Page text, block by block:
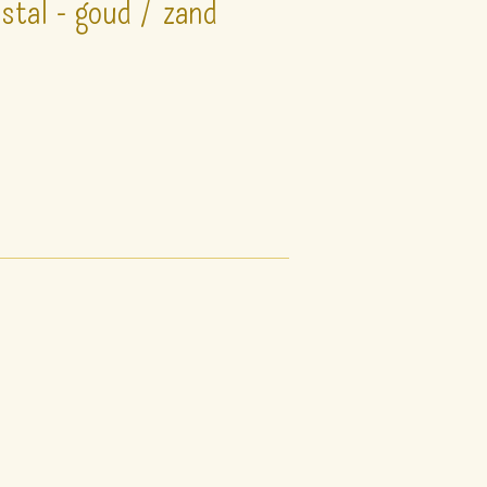
- goud / zand